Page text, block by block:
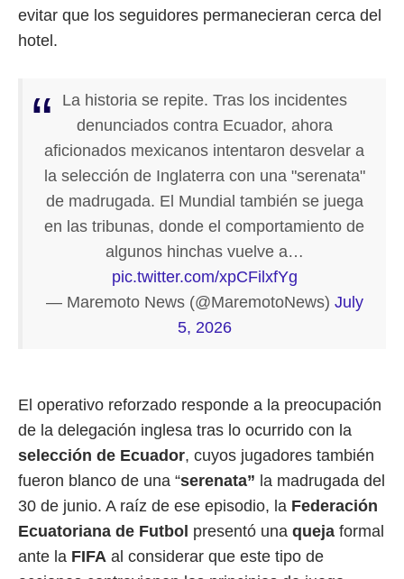
evitar que los seguidores permanecieran cerca del
hotel.
La historia se repite. Tras los incidentes
denunciados contra Ecuador, ahora
aficionados mexicanos intentaron desvelar a
la selección de Inglaterra con una "serenata"
de madrugada. El Mundial también se juega
en las tribunas, donde el comportamiento de
algunos hinchas vuelve a…
pic.twitter.com/xpCFilxfYg
— Maremoto News (@MaremotoNews) July
5, 2026
El operativo reforzado responde a la preocupación
de la delegación inglesa tras lo ocurrido con la
selección de Ecuador, cuyos jugadores también
fueron blanco de una “serenata” la madrugada del
30 de junio. A raíz de ese episodio, la Federación
Ecuatoriana de Futbol presentó una queja formal
ante la FIFA al considerar que este tipo de